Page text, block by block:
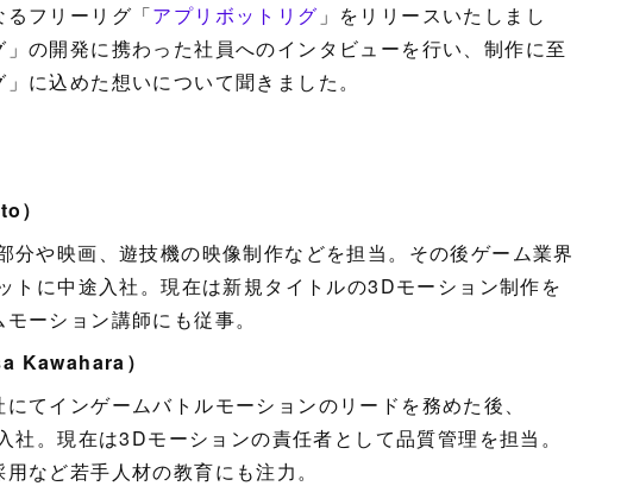
フリーリグ「アプリボットリグ 」をリリースいたしまし
の開発に携わった社員へのインタビューを行い、制作に至
に込めた想いについて聞きました。
）
分や映画、遊技機の映像制作などを担当。その後ゲーム業界
トに中途入社。現在は新規タイトルの3Dモーション制作を
ーション講師にも従事。
Kawahara）
てインゲームバトルモーションのリードを務めた後、
。現在は3Dモーションの責任者として品質管理を担当。
など若手人材の教育にも注力。